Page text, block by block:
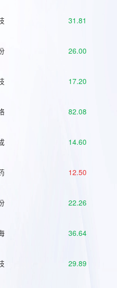
31.81
26.00
17.20
82.08
14.60
12.50
22.26
36.64
29.89